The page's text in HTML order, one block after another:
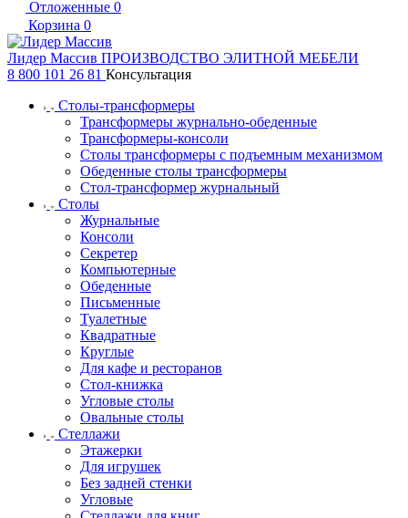
Отложенные 0
Корзина 0
Лидер Массив ПРОИЗВОДСТВО ЭЛИТНОЙ МЕБЕЛИ
8 800 101 26 81 Консультация
Столы-трансформеры
Трансформеры журнально-обеденные
Трансформеры-консоли
Столы трансформеры с подъемным механизмом
Обеденные столы трансформеры
Стол-трансформер журнальный
Столы
Журнальные
Консоли
Секретер
Компьютерные
Обеденные
Письменные
Туалетные
Квадратные
Круглые
Для кафе и ресторанов
Стол-книжка
Угловые столы
Овальные столы
Стеллажи
Этажерки
Для игрушек
Без задней стенки
Угловые